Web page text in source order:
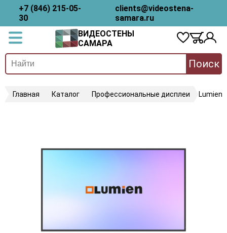
+7 (846) 215-05-
30
clients@videostena-
samara.ru
ВИДЕОСТЕНЫ
САМАРА
Поиск
Главная Каталог Профессиональные дисплеи Lumien